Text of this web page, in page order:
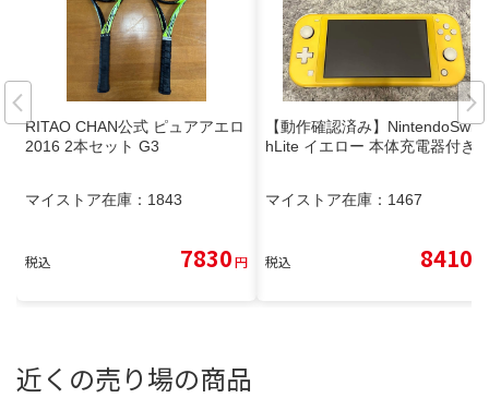
RITAO CHAN公式 ピュアアエロ
2016 2本セット G3
マイストア在庫： 1843
税込 7830円
【動作確認済み】NintendoSwitc
hLite イエロー 本体充電器付き
マイストア在庫： 1467
税込 8410
近くの売り場の商品